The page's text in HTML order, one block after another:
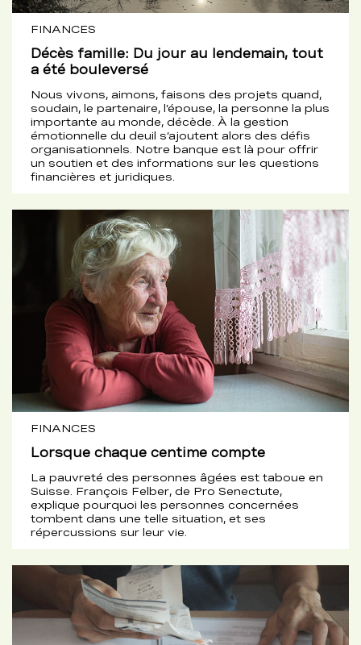
FINANCES
Décès famille: Du jour au lendemain, tout
a été bouleversé
Nous vivons, aimons, faisons des projets quand,
soudain, le partenaire, l’épouse, la personne la plus
importante au monde, décède. À la gestion
émotionnelle du deuil s’ajoutent alors des défis
organisationnels. Notre banque est là pour offrir
un soutien et des informations sur les questions
financières et juridiques.
FINANCES
Lorsque chaque centime compte
La pauvreté des personnes âgées est taboue en
Suisse. François Felber, de Pro Senectute,
explique pourquoi les personnes concernées
tombent dans une telle situation, et ses
répercussions sur leur vie.